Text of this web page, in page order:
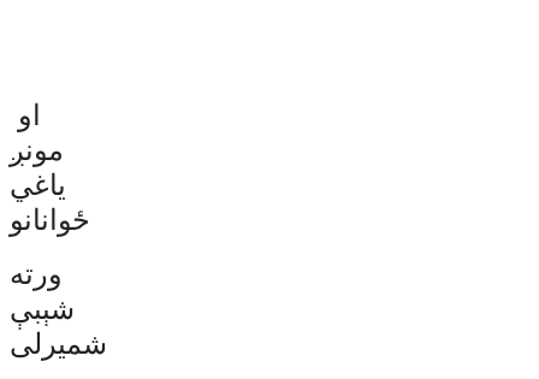
او
مونږ
یاغي
ځوانانو
ورته
شېبې
شمیرلی